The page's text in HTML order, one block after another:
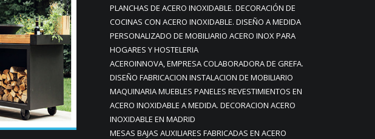
PLANCHAS DE ACERO INOXIDABLE. DECORACIÓN DE
COCINAS CON ACERO INOXIDABLE. DISEÑO A MEDIDA
PERSONALIZADO DE MOBILIARIO ACERO INOX PARA
HOGARES Y HOSTELERIA
ACEROINNOVA, EMPRESA COLABORADORA DE GREFA.
DISEÑO FABRICACION INSTALACION DE MOBILIARIO
MAQUINARIA MUEBLES PANELES REVESTIMIENTOS EN
ACERO INOXIDABLE A MEDIDA. DECORACION ACERO
INOXIDABLE EN MADRID
MESAS BAJAS AUXILIARES FABRICADAS EN ACERO